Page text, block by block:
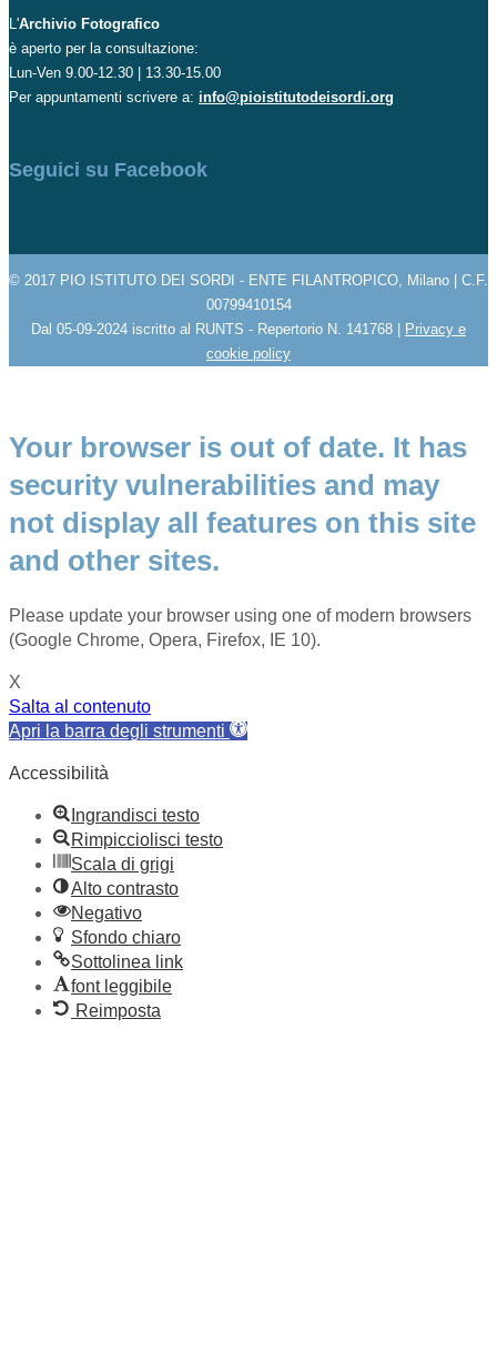
L'Archivio Fotografico
è aperto per la consultazione:
Lun-Ven 9.00-12.30 | 13.30-15.00
Per appuntamenti scrivere a: info@pioistitutodeisordi.org
Seguici su Facebook
© 2017 PIO ISTITUTO DEI SORDI - ENTE FILANTROPICO, Milano | C.F.
00799410154
Dal 05-09-2024 iscritto al RUNTS - Repertorio N. 141768 | Privacy e
cookie policy
Your browser is out of date. It has
security vulnerabilities and may
not display all features on this site
and other sites.
Please update your browser using one of modern browsers
(Google Chrome, Opera, Firefox, IE 10).
X
Salta al contenuto
Apri la barra degli strumenti
Accessibilità
Ingrandisci testo
Rimpicciolisci testo
Scala di grigi
Alto contrasto
Negativo
Sfondo chiaro
Sottolinea link
font leggibile
Reimposta